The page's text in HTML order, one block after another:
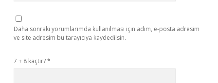
Daha sonraki yorumlarımda kullanılması için adım, e-posta adresim
ve site adresim bu tarayıcıya kaydedilsin.
7 + 8 kaçtır?*